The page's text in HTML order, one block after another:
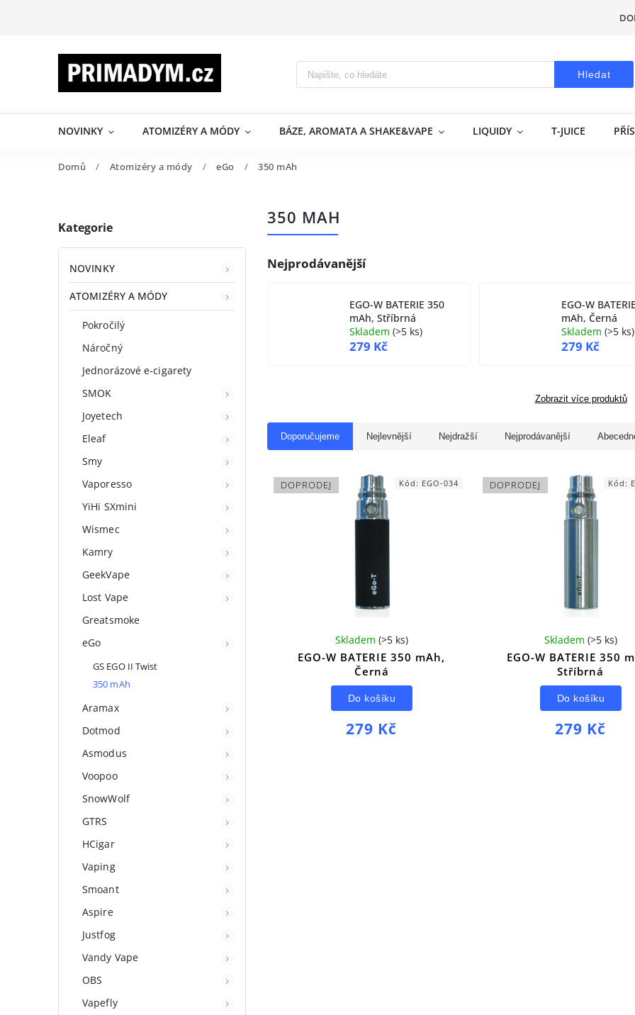
Hledat
NOVINKY ATOMIZÉRY A MÓDY BÁZE, AROMATA A SHAKE&VAPE LIQUIDY T-JUICE
Domů / Atomizéry a módy / eGo / 350 mAh
Kategorie
NOVINKY
ATOMIZÉRY A MÓDY
Pokročilý
Náročný
Jednorázové e-cigarety
SMOK
Joyetech
Eleaf
Smy
Vaporesso
YiHi SXmini
Wismec
Kamry
GeekVape
Lost Vape
Greatsmoke
eGo
GS EGO II Twist
350 mAh
Aramax
Dotmod
Asmodus
Voopoo
SnowWolf
GTRS
HCigar
Vaping
Smoant
Aspire
Justfog
Vandy Vape
OBS
Vapefly
350 MAH
Nejprodávanější
EGO-W BATERIE 350
mAh, Stříbrná
Skladem (>5 ks)
279 Kč
EGO-W
mAh, Černá
Skladem (>5 ks)
279 Kč
Zobrazit více produktů
Doporučujeme Nejlevnější Nejdražší Nejprodávanější
DOPRODEJ
EGO-W BATERIE 350 mAh,
Černá
Skladem (>5 ks)
279 Kč
Do košíku
Kód: EGO-034 DOPRODEJ
EGO-W BATERIE 350
Stříbrná
Skladem (>5 ks)
279 Kč
Do košíku
Kód: